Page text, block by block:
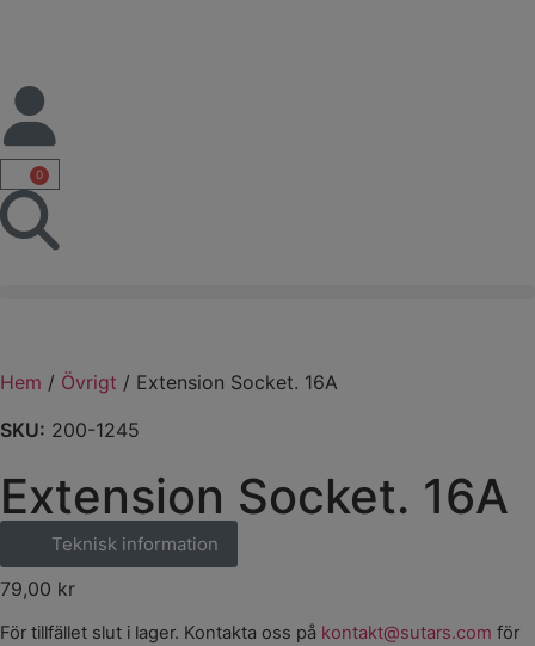
0
Hem / Övrigt / Extension Socket. 16A
SKU: 200-1245
Extension Socket. 16A
Teknisk information
79,00 kr
För tillfället slut i lager. Kontakta oss på kontakt@sutars.com för